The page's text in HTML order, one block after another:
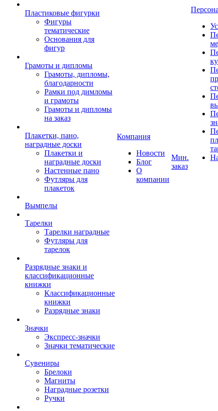
Пластиковые фигурки
Фигуры
тематические
Основания для
фигур
Грамоты и дипломы
Грамоты, дипломы,
благодарности
Рамки под димломы
и грамоты
Грамоты и дипломы
на заказ
Плакетки, пано,
наградные доски
Плакетки и
наградные доски
Настенные пано
Футляры для
плакеток
Вымпелы
Тарелки
Тарелки наградные
Футляры для
тарелок
Разрядные знаки и
классификационные
книжки
Классификационные
книжки
Разрядные знаки
Значки
Экспресс-значки
Значки тематические
Сувениры
Брелоки
Магниты
Наградные розетки
Ручки
Компания
Новости
Блог
О
компании
Мин.
заказ